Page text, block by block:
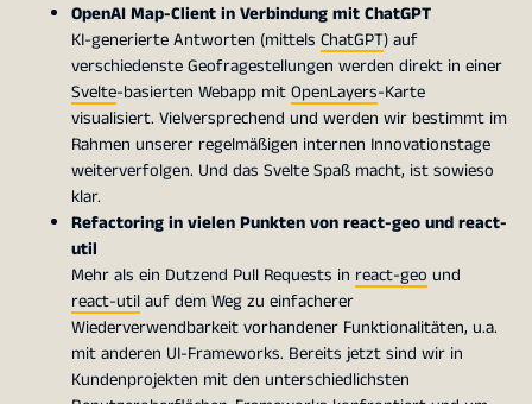
OpenAI Map-Client in Verbindung mit ChatGPT
KI-generierte Antworten (mittels ChatGPT) auf
verschiedenste Geofragestellungen werden direkt in einer
Svelte-basierten Webapp mitOpenLayers-Karte
visualisiert. Vielversprechend und werden wir bestimmt im
Rahmen unserer regelmäßigen internen Innovationstage
weiterverfolgen. Und das Svelte Spaß macht, ist sowieso
klar.
Refactoring in vielen Punkten von react-geo und react-
util
Mehr als ein Dutzend Pull Requests in react-geo und
react-utilauf dem Weg zu einfacherer
Wiederverwendbarkeit vorhandener Funktionalitäten, u.a.
mit anderen UI-Frameworks. Bereits jetzt sind wir in
Kundenprojekten mit den unterschiedlichsten